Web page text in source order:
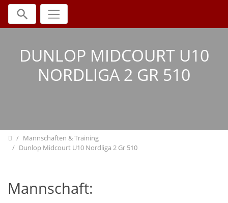
Direkt zur Hauptnavigation springen
Direkt zum Inhalt springen
Jump to sub navigation
DUNLOP MIDCOURT U10
NORDLIGA 2 GR 510
HomeMannschaften & Training
Dunlop Midcourt U10 Nordliga 2 Gr 510
Mannschaft: